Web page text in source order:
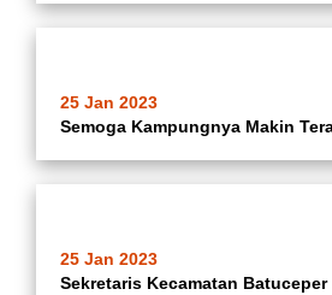
25 Jan 2023
25 Jan 2023